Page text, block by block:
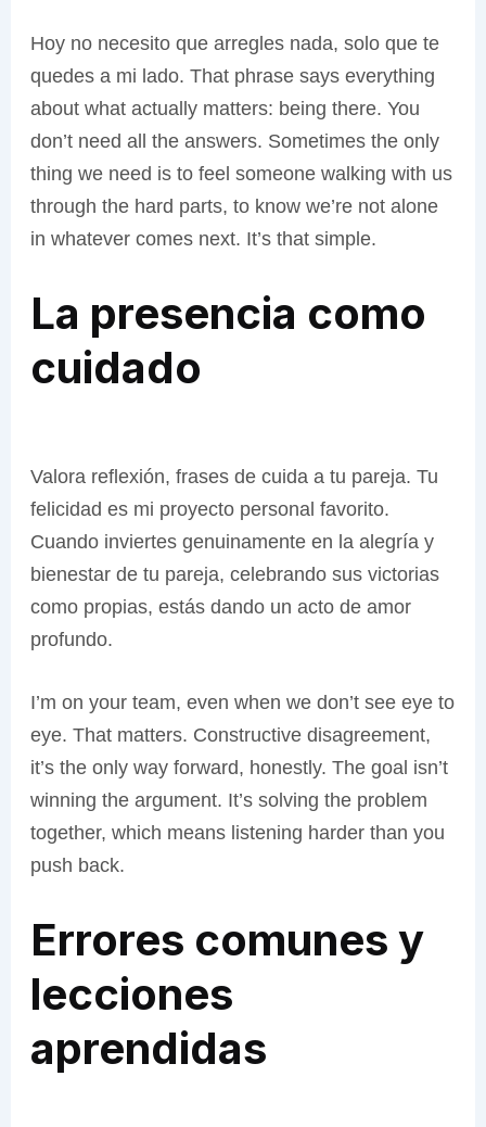
Hoy no necesito que arregles nada, solo que te
quedes a mi lado. That phrase says everything
about what actually matters: being there. You
don’t need all the answers. Sometimes the only
thing we need is to feel someone walking with us
through the hard parts, to know we’re not alone
in whatever comes next. It’s that simple.
La presencia como
cuidado
Valora reflexión, frases de cuida a tu pareja. Tu
felicidad es mi proyecto personal favorito.
Cuando inviertes genuinamente en la alegría y
bienestar de tu pareja, celebrando sus victorias
como propias, estás dando un acto de amor
profundo.
I’m on your team, even when we don’t see eye to
eye. That matters. Constructive disagreement,
it’s the only way forward, honestly. The goal isn’t
winning the argument. It’s solving the problem
together, which means listening harder than you
push back.
Errores comunes y
lecciones
aprendidas